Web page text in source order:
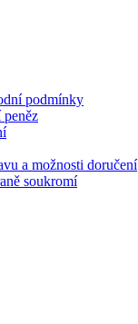
podmínky
peněz
a možnosti doručení
soukromí